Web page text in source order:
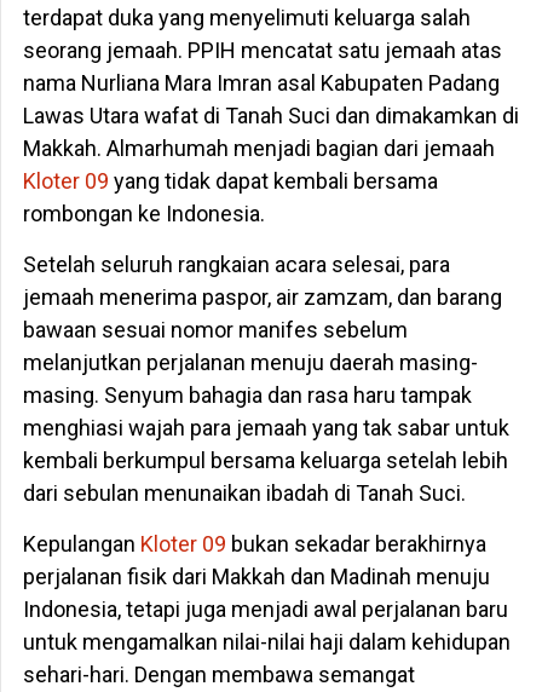
terdapat duka yang menyelimuti keluarga salah
seorang jemaah. PPIH mencatat satu jemaah atas
nama Nurliana Mara Imran asal Kabupaten Padang
Lawas Utara wafat di Tanah Suci dan dimakamkan di
Makkah. Almarhumah menjadi bagian dari jemaah
Kloter 09 yang tidak dapat kembali bersama
rombongan ke Indonesia.
Setelah seluruh rangkaian acara selesai, para
jemaah menerima paspor, air zamzam, dan barang
bawaan sesuai nomor manifes sebelum
melanjutkan perjalanan menuju daerah masing-
masing. Senyum bahagia dan rasa haru tampak
menghiasi wajah para jemaah yang tak sabar untuk
kembali berkumpul bersama keluarga setelah lebih
dari sebulan menunaikan ibadah di Tanah Suci.
Kepulangan Kloter 09 bukan sekadar berakhirnya
perjalanan fisik dari Makkah dan Madinah menuju
Indonesia, tetapi juga menjadi awal perjalanan baru
untuk mengamalkan nilai-nilai haji dalam kehidupan
sehari-hari. Dengan membawa semangat